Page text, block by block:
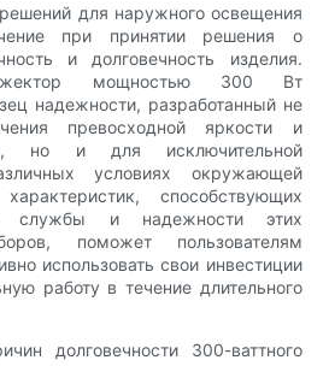
для наружного освещения
при принятии решения о
и долговечность изделия.
мощностью 300 Вт
надежности, разработанный не
превосходной яркости и
но и для исключительной
условиях окружающей
способствующих
службы и надежности этих
поможет пользователям
использовать свои инвестиции
работу в течение длительного
долговечности 300-ваттного